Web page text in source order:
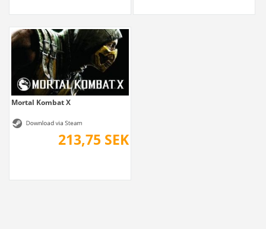
Mortal Kombat X
213,75 SEK